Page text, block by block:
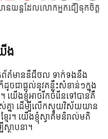
ង
កព័ត៍មានឌីជីថល ទាក់ទងនឹង
ជាផ្តល់នូវគន្លឹះសំខាន់ៗក្នុង
យើងខ្ញុំអាចរីកចំរើនទៅបានគឺ
នា ដើម្បីលើកស្ទួយវិស័យយាន
ែរ។ យើងខ្ញុំស្វាគមន៌រាល់មតិ
ថាបនា។